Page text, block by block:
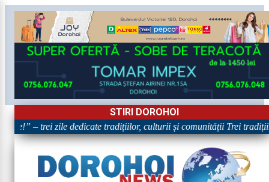
STIRI DOROHOI
– trei zile dedicate tradițiilor, culturii și comunității Trei tradiții.